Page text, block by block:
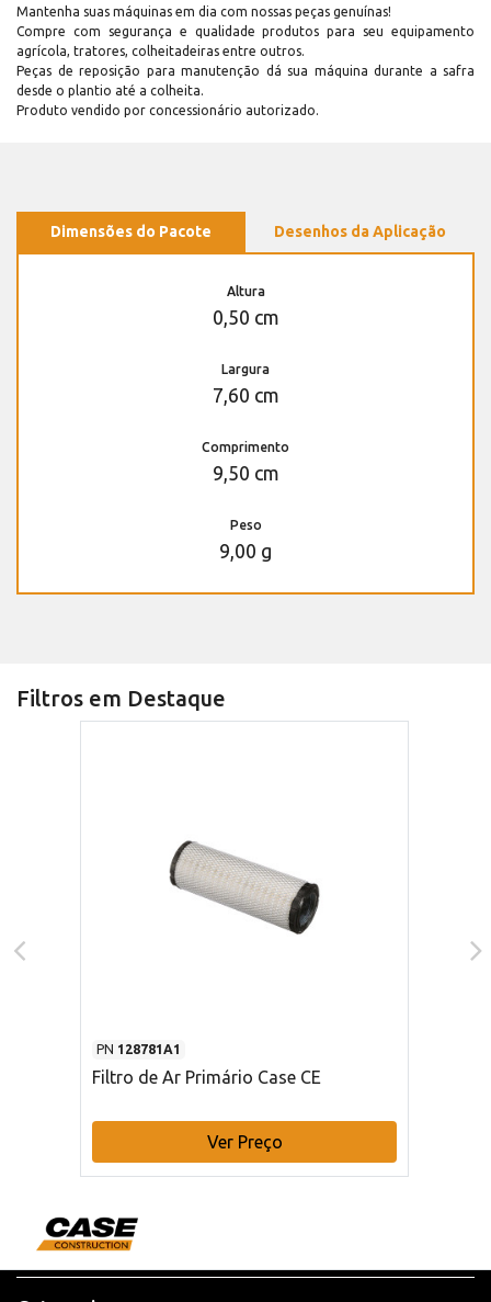
Mantenha suas máquinas em dia com nossas peças genuínas!
Compre com segurança e qualidade produtos para seu equipamento
agrícola, tratores, colheitadeiras entre outros.
Peças de reposição para manutenção dá sua máquina durante a safra
desde o plantio até a colheita.
Produto vendido por concessionário autorizado.
Dimensões do Pacote Desenhos da Aplicação
Altura
0,50 cm
Largura
7,60 cm
Comprimento
9,50 cm
Peso
9,00 g
Filtros em Destaque
PN 128781A1
Filtro de Ar Primário Case CE
Ver Preço